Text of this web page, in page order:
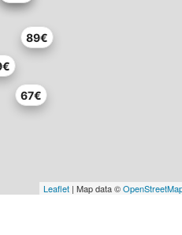
89€
67€
Leaflet | Map data ©